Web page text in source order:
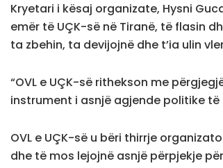
Kryetari i kësaj organizate, Hysni
emër të UÇK-së në Tiranë, të flasin
ta zbehin, ta devijojnë dhe t’ia ulin
“OVL e UÇK-së rithekson me
instrument i asnjë agjende politike
OVL e UÇK-së u bëri thirrje
dhe të mos lejojnë asnjë përpjekje